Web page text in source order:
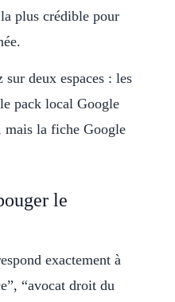
plus crédible pour
deux espaces : les
pack local Google
mais la fiche Google
le
exactement à
“avocat droit du